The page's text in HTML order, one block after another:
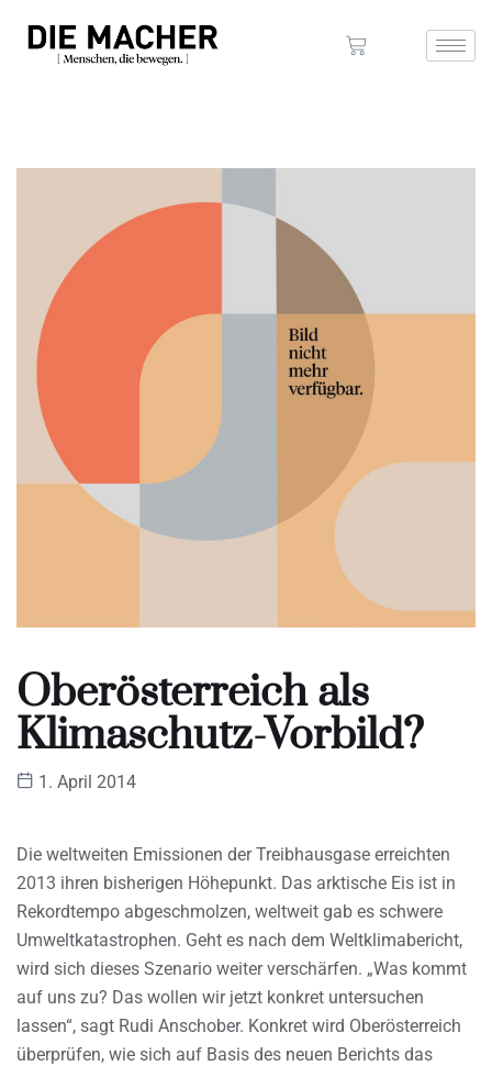
Oberösterreich als
Klimaschutz-Vorbild?
1. April 2014
Die weltweiten Emissionen der Treibhausgase erreichten
2013 ihren bisherigen Höhepunkt. Das arktische Eis ist in
Rekordtempo abgeschmolzen, weltweit gab es schwere
Umweltkatastrophen. Geht es nach dem Weltklimabericht,
wird sich dieses Szenario weiter verschärfen. „Was kommt
auf uns zu? Das wollen wir jetzt konkret untersuchen
lassen“, sagt Rudi Anschober. Konkret wird Oberösterreich
überprüfen, wie sich auf Basis des neuen Berichts das